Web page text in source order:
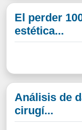
El perder
estética...
Análisis de
cirugí...